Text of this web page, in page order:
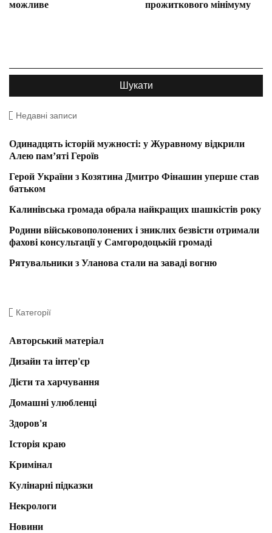
можливе
прожиткового мінімуму
Недавні записи
Одинадцять історій мужності: у Журавному відкрили
Алею пам’яті Героїв
Герой України з Козятина Дмитро Фінашин уперше став
батьком
Калинівська громада обрала найкращих шашкістів року
Родини військовополонених і зниклих безвісти отримали
фахові консультації у Самгородоцькій громаді
Рятувальники з Уланова стали на заваді вогню
Категорії
Авторський матеріал
Дизайн та інтер'єр
Дієти та харчування
Домашні улюбленці
Здоров'я
Історія краю
Кримінал
Кулінарні підказки
Некрологи
Новини